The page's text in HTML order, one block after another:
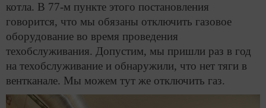
котла. В 77-м пункте этого постановления
говорится, что мы обязаны отключить газовое
оборудование во время проведения
техобслуживания. Допустим, мы пришли раз в год
на техобслуживание и обнаружили, что нет тяги в
вентканале. Мы можем тут же отключить газ.